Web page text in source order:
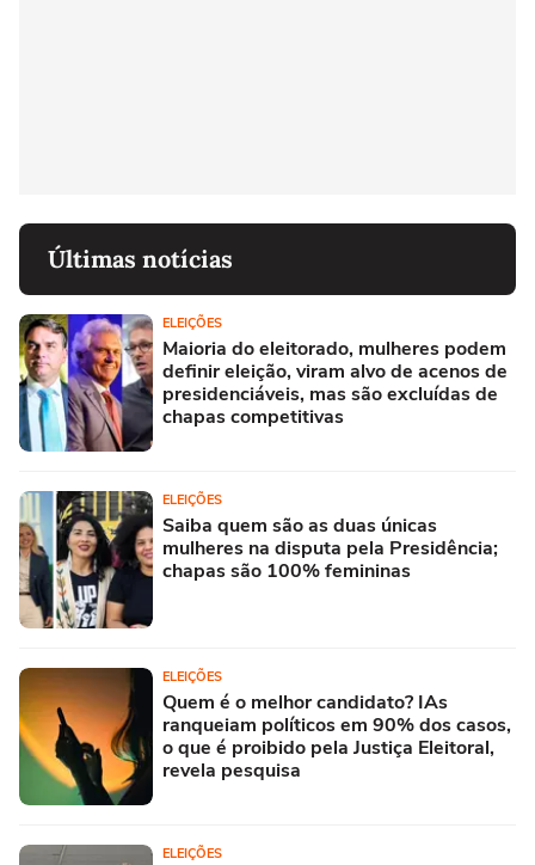
Últimas notícias
ELEIÇÕES
Maioria do eleitorado, mulheres podem
definir eleição, viram alvo de acenos de
presidenciáveis, mas são excluídas de
chapas competitivas
ELEIÇÕES
Saiba quem são as duas únicas
mulheres na disputa pela Presidência;
chapas são 100% femininas
ELEIÇÕES
Quem é o melhor candidato? IAs
ranqueiam políticos em 90% dos casos,
o que é proibido pela Justiça Eleitoral,
revela pesquisa
ELEIÇÕES